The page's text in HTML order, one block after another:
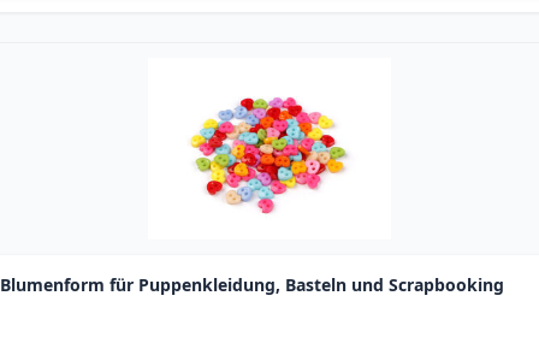
für Puppenkleidung, Basteln und Scrapbooking